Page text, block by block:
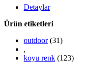
Detaylar
Ürün etiketleri
outdoor (31)
,
koyu renk (123)